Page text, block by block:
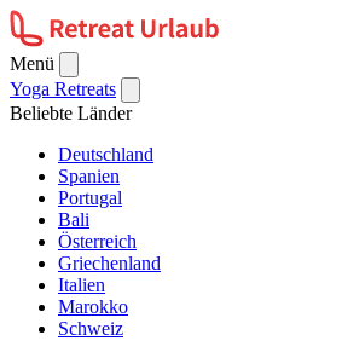
Menü
Yoga Retreats
Beliebte Länder
Deutschland
Spanien
Portugal
Bali
Österreich
Griechenland
Italien
Marokko
Schweiz